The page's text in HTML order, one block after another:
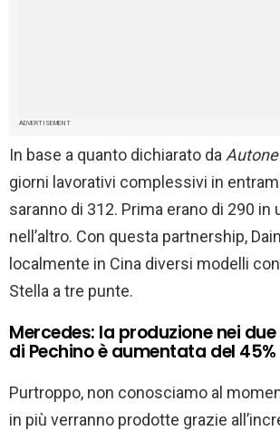
ADVERTISEMENT
In base a quanto dichiarato da
giorni lavorativi complessivi in
saranno di 312. Prima erano di 290 in
nell’altro. Con questa partnership,
localmente in Cina diversi modelli
Stella a tre punte.
Mercedes: la produzione nei
di Pechino è aumentata del 45%
Purtroppo, non conosciamo al
in più verranno prodotte grazie